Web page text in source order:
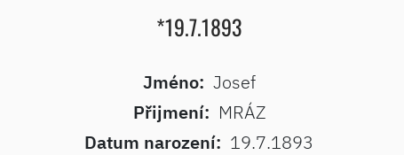
*19.7.1893
Jméno: Josef
Přijmení: MRÁZ
Datum narození: 19.7.1893